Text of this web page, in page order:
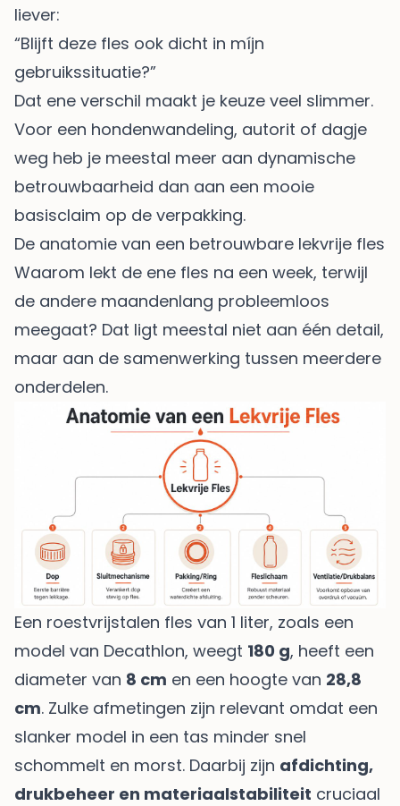
liever:
“Blijft deze fles ook dicht in míjn
gebruikssituatie?”
Dat ene verschil maakt je keuze veel slimmer.
Voor een hondenwandeling, autorit of dagje
weg heb je meestal meer aan dynamische
betrouwbaarheid dan aan een mooie
basisclaim op de verpakking.
De anatomie van een betrouwbare lekvrije fles
Waarom lekt de ene fles na een week, terwijl
de andere maandenlang probleemloos
meegaat? Dat ligt meestal niet aan één detail,
maar aan de samenwerking tussen meerdere
onderdelen.
Een roestvrijstalen fles van 1 liter, zoals een
model van Decathlon, weegt 180 g, heeft een
diameter van 8 cm en een hoogte van 28,8
cm. Zulke afmetingen zijn relevant omdat een
slanker model in een tas minder snel
schommelt en morst. Daarbij zijn afdichting,
drukbeheer en materiaalstabiliteit cruciaal